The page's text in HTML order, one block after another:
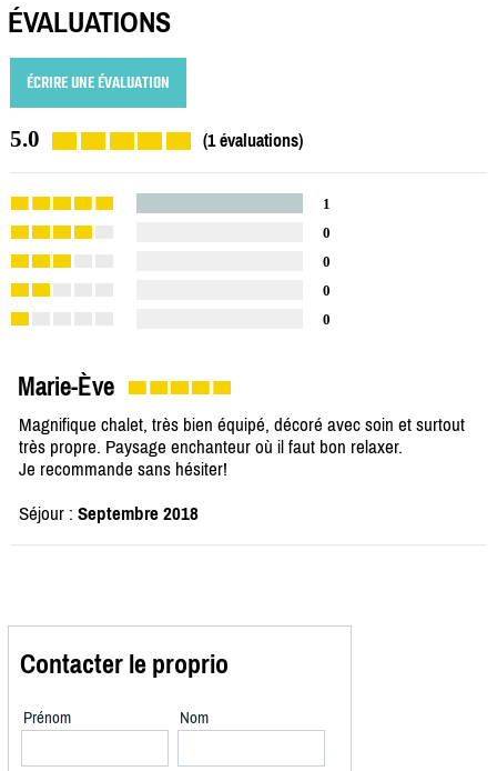
ÉVALUATIONS
ÉCRIRE UNE ÉVALUATION
5.0 (1 évaluations)
1
0
0
0
0
Marie-Ève
Magnifique chalet, très bien équipé, décoré avec soin et surtout
très propre. Paysage enchanteur où il faut bon relaxer.
Je recommande sans hésiter!
Séjour : Septembre 2018
Contacter le proprio
Prénom Nom